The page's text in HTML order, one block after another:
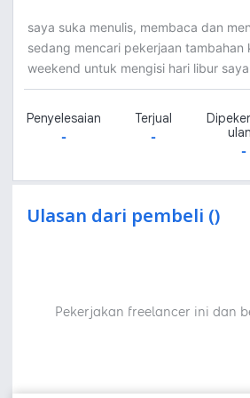
saya suka menulis, membaca dan
sedang mencari pekerjaan tambahan
weekend untuk mengisi hari libur
Penyelesaian
-
Terjual
-
-
Ulasan dari pembeli ()
Pekerjakan freelancer ini dan